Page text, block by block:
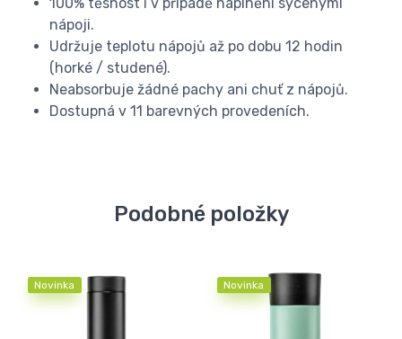
nápoji.
Udržuje teplotu nápojů až po dobu 12 hodin
(horké / studené).
Neabsorbuje žádné pachy ani chuť z nápojů.
Dostupná v 11 barevných provedeních.
Podobné položky
Novinka Novinka